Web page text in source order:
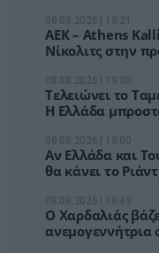
ΑΕΚ – Athens
Νίκολιτς στην
Τελειώνει το
Η Ελλάδα
Αν Ελλάδα και
θα κάνει το
Ο Χαρδαλιάς
ανεμογεννήτρια